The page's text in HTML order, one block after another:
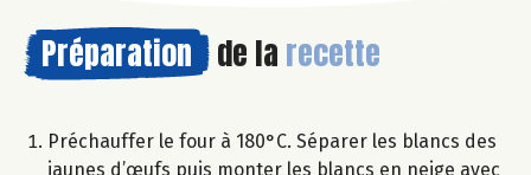
Préparation de la recette
Préchauffer le four à 180°C. Séparer les blancs des
jaunes d’œufs puis monter les blancs en neige avec